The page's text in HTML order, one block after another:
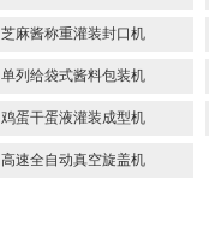
芝麻酱称重灌装封口机
单列给袋式酱料包装机
鸡蛋干蛋液灌装成型机
高速全自动真空旋盖机